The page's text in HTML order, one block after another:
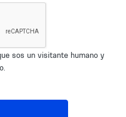
sos un visitante humano y